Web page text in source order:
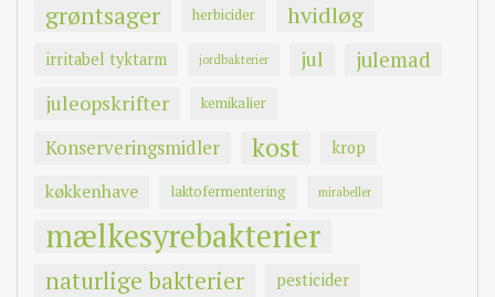
grøntsager herbicider hvidløg
irritabel tyktarm jordbakterier jul julemad
juleopskrifter kemikalier
Konserveringsmidler kost krop
køkkenhave laktofermentering mirabeller
mælkesyrebakterier
naturlige bakterier pesticider